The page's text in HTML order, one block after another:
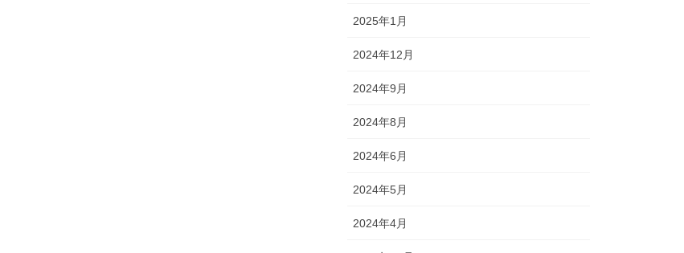
2025年1月
2024年12月
2024年9月
2024年8月
2024年6月
2024年5月
2024年4月